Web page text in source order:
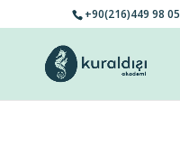
+90(216)449 98 05